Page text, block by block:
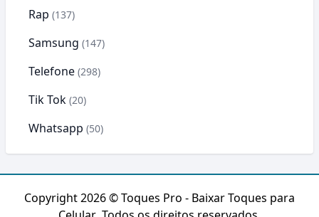
Rap (137)
Samsung (147)
Telefone (298)
Tik Tok (20)
Whatsapp (50)
Copyright 2026 ©Toques Pro - Baixar Toques para